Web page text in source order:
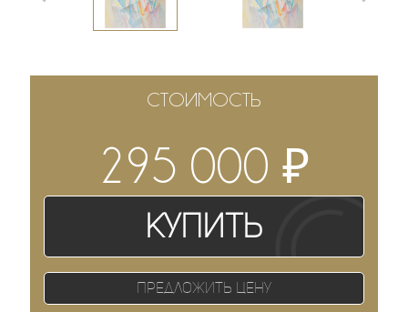
СТОИМОСТЬ
295 000 ₽
Купить
Предложить цену